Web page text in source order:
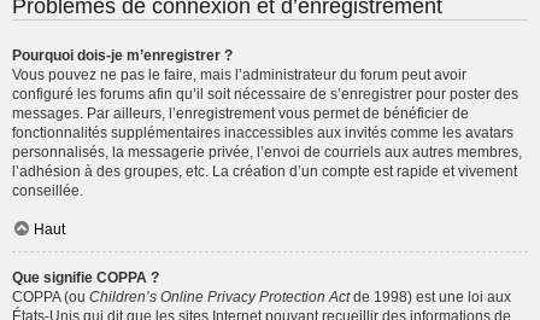
Problèmes de connexion et d’enregistrement
Pourquoi dois-je m’enregistrer ?
Vous pouvez ne pas le faire, mais l’administrateur du forum peut avoir
configuré les forums afin qu’il soit nécessaire de s’enregistrer pour poster des
messages. Par ailleurs, l’enregistrement vous permet de bénéficier de
fonctionnalités supplémentaires inaccessibles aux invités comme les avatars
personnalisés, la messagerie privée, l’envoi de courriels aux autres membres,
l’adhésion à des groupes, etc. La création d’un compte est rapide et vivement
conseillée.
Haut
Que signifie COPPA ?
COPPA (ou Children’s Online Privacy Protection Actde 1998) est une loi aux
États-Unis qui dit que les sites Internet pouvant recueillir des informations de